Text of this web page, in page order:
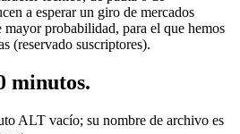
a esperar un giro de mercados
probabilidad, para el que hemos
(reservado suscriptores).
minutos.